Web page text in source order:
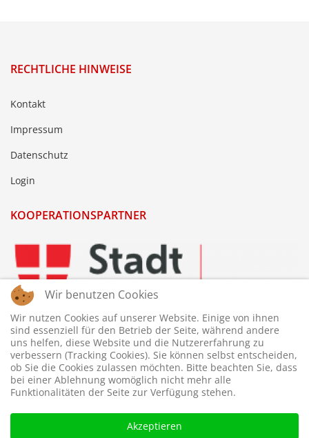
RECHTLICHE HINWEISE
Kontakt
Impressum
Datenschutz
Login
KOOPERATIONSPARTNER
Wir benutzen Cookies
Wir nutzen Cookies auf unserer Website. Einige von ihnen
sind essenziell für den Betrieb der Seite, während andere
uns helfen, diese Website und die Nutzererfahrung zu
verbessern (Tracking Cookies). Sie können selbst entscheiden,
ob Sie die Cookies zulassen möchten. Bitte beachten Sie, dass
bei einer Ablehnung womöglich nicht mehr alle
Funktionalitäten der Seite zur Verfügung stehen.
Akzeptieren